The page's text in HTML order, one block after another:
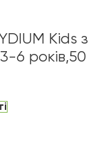
Kids з
6 років,50